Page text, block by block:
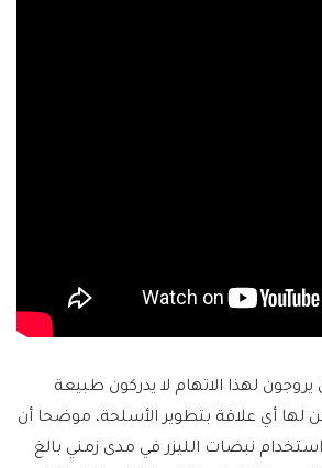
لهذا الاتهام لا يدركون طبيعة
لها أي علاقة بتطوير الأسلحة، موضحا أن
استخدام نبضات الليزر في مدى زمني بالغ